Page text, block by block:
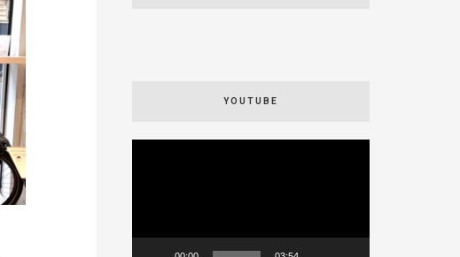
YOUTUBE